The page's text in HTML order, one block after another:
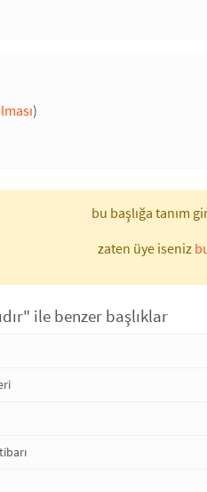
)
bu başlığa tanım
zaten üye iseniz
ile benzer başlıklar